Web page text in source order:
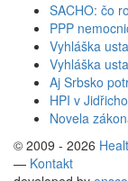
SACHO: čo
PPP
Vyhláška
Vyhláška
Aj Srbsko
HPI v
Novela
© 2009 - 2026
— Kontakt